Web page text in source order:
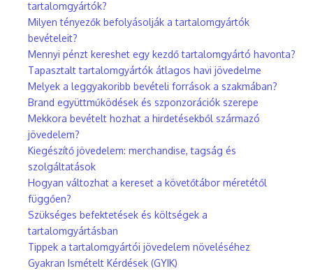
tartalomgyártók?
Milyen tényezők befolyásolják a tartalomgyártók
bevételeit?
Mennyi pénzt kereshet egy kezdő tartalomgyártó havonta?
Tapasztalt tartalomgyártók átlagos havi jövedelme
Melyek a leggyakoribb bevételi források a szakmában?
Brand együttműködések és szponzorációk szerepe
Mekkora bevételt hozhat a hirdetésekből származó
jövedelem?
Kiegészítő jövedelem: merchandise, tagság és
szolgáltatások
Hogyan változhat a kereset a követőtábor méretétől
függően?
Szükséges befektetések és költségek a
tartalomgyártásban
Tippek a tartalomgyártói jövedelem növeléséhez
Gyakran Ismételt Kérdések (GYIK)